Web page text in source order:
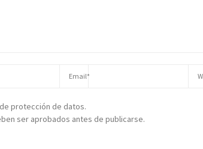
protección de datos.
ser aprobados antes de publicarse.